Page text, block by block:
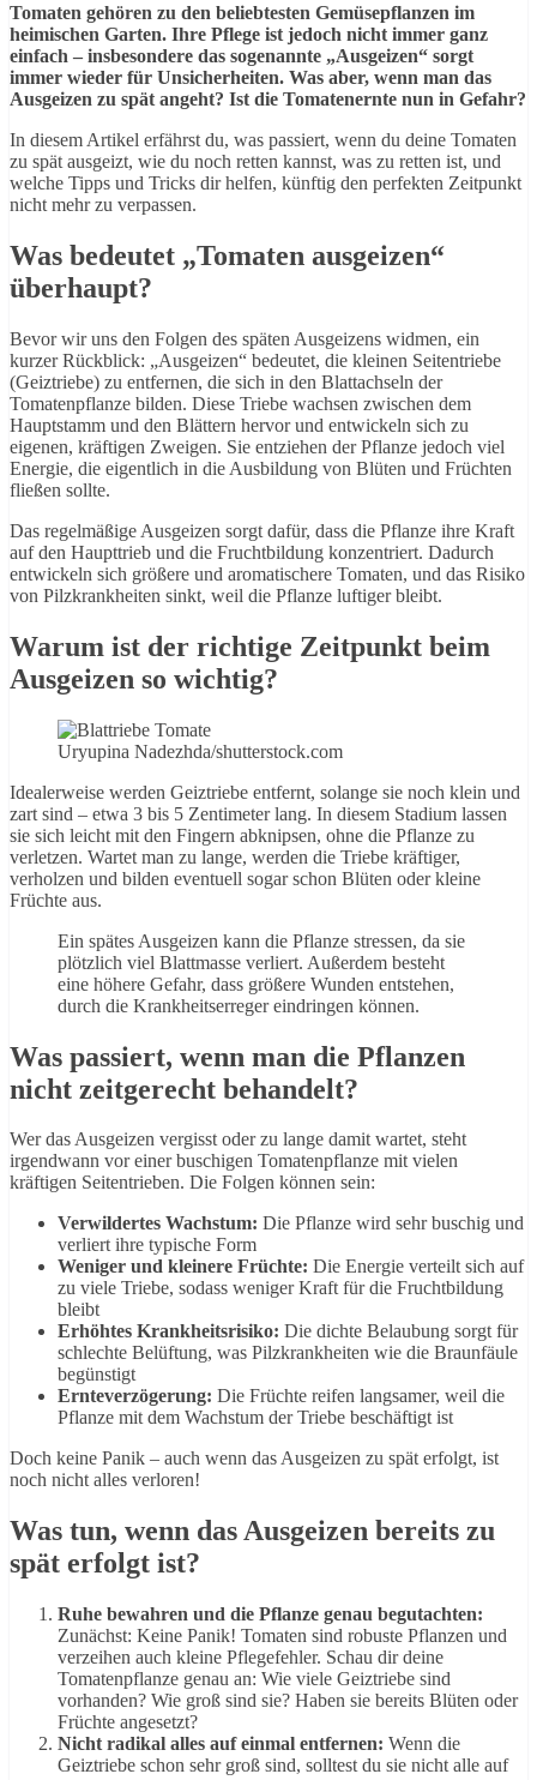
Tomaten gehören zu den beliebtesten Gemüsepflanzen im
heimischen Garten. Ihre Pflege ist jedoch nicht immer ganz
einfach – insbesondere das sogenannte „Ausgeizen“ sorgt
immer wieder für Unsicherheiten. Was aber, wenn man das
Ausgeizen zu spät angeht? Ist die Tomatenernte nun in Gefahr?
In diesem Artikel erfährst du, was passiert, wenn du deine Tomaten
zu spät ausgeizt, wie du noch retten kannst, was zu retten ist, und
welche Tipps und Tricks dir helfen, künftig den perfekten Zeitpunkt
nicht mehr zu verpassen.
Was bedeutet „Tomaten ausgeizen“
überhaupt?
Bevor wir uns den Folgen des späten Ausgeizens widmen, ein
kurzer Rückblick: „Ausgeizen“ bedeutet, die kleinen Seitentriebe
(Geiztriebe) zu entfernen, die sich in den Blattachseln der
Tomatenpflanze bilden. Diese Triebe wachsen zwischen dem
Hauptstamm und den Blättern hervor und entwickeln sich zu
eigenen, kräftigen Zweigen. Sie entziehen der Pflanze jedoch viel
Energie, die eigentlich in die Ausbildung von Blüten und Früchten
fließen sollte.
Das regelmäßige Ausgeizen sorgt dafür, dass die Pflanze ihre Kraft
auf den Haupttrieb und die Fruchtbildung konzentriert. Dadurch
entwickeln sich größere und aromatischere Tomaten, und das Risiko
von Pilzkrankheiten sinkt, weil die Pflanze luftiger bleibt.
Warum ist der richtige Zeitpunkt beim
Ausgeizen so wichtig?
Uryupina Nadezhda/shutterstock.com
Idealerweise werden Geiztriebe entfernt, solange sie noch klein und
zart sind – etwa 3 bis 5 Zentimeter lang. In diesem Stadium lassen
sie sich leicht mit den Fingern abknipsen, ohne die Pflanze zu
verletzen. Wartet man zu lange, werden die Triebe kräftiger,
verholzen und bilden eventuell sogar schon Blüten oder kleine
Früchte aus.
Ein spätes Ausgeizen kann die Pflanze stressen, da sie
plötzlich viel Blattmasse verliert. Außerdem besteht
eine höhere Gefahr, dass größere Wunden entstehen,
durch die Krankheitserreger eindringen können.
Was passiert, wenn man die Pflanzen
nicht zeitgerecht behandelt?
Wer das Ausgeizen vergisst oder zu lange damit wartet, steht
irgendwann vor einer buschigen Tomatenpflanze mit vielen
kräftigen Seitentrieben. Die Folgen können sein:
Verwildertes Wachstum: Die Pflanze wird sehr buschig und
verliert ihre typische Form
Weniger und kleinere Früchte: Die Energie verteilt sich auf
zu viele Triebe, sodass weniger Kraft für die Fruchtbildung
bleibt
Erhöhtes Krankheitsrisiko: Die dichte Belaubung sorgt für
schlechte Belüftung, was Pilzkrankheiten wie die Braunfäule
begünstigt
Ernteverzögerung: Die Früchte reifen langsamer, weil die
Pflanze mit dem Wachstum der Triebe beschäftigt ist
Doch keine Panik – auch wenn das Ausgeizen zu spät erfolgt, ist
noch nicht alles verloren!
Was tun, wenn das Ausgeizen bereits zu
spät erfolgt ist?
Ruhe bewahren und die Pflanze genau begutachten:
Zunächst: Keine Panik! Tomaten sind robuste Pflanzen und
verzeihen auch kleine Pflegefehler. Schau dir deine
Tomatenpflanze genau an: Wie viele Geiztriebe sind
vorhanden? Wie groß sind sie? Haben sie bereits Blüten oder
Früchte angesetzt?
Nicht radikal alles auf einmal entfernen: Wenn die
Geiztriebe schon sehr groß sind, solltest du sie nicht alle auf